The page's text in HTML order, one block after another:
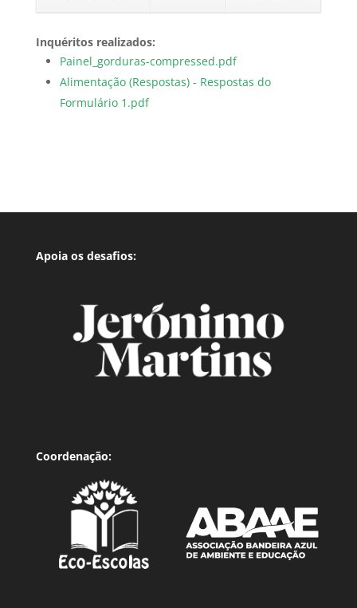
Inquéritos realizados:
Painel_gorduras-compressed.pdf
Alimentação (Respostas) - Respostas do
Formulário 1.pdf
Apoia os desafios:
Coordenação: